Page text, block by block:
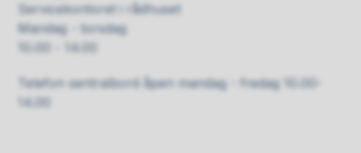
Servicekontoret i rådhuset
Mandag - torsdag
10.00 - 14.00
Telefon sentralbord åpen mandag - fredag 10.00-
14.00